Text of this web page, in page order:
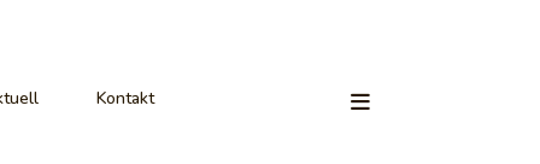
Kontakt